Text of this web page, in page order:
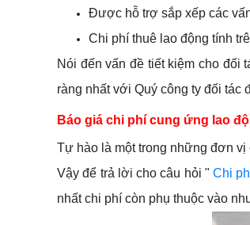
Được hỗ trợ sắp xếp các
Chi phí thuê lao động tính
Nói đến vấn đề tiết kiệm cho đối
ràng nhất với Quý công ty đối tác
Báo giá chi phí cung ứng lao
Tự hào là một trong những đơn
Vậy để trả lời cho câu hỏi "Chi
nhất chi phí còn phụ thuộc vào